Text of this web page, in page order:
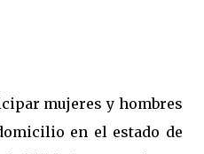
mujeres y hombres
en el estado de